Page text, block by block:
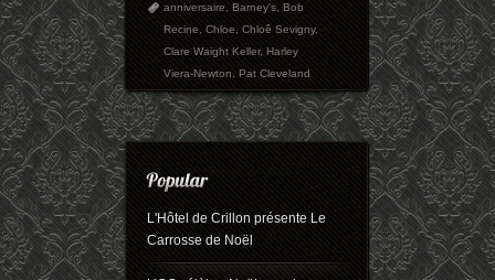
anniversaire,Barney's,Bob
Recine,Chloe,Chloê Sevigny,
Clare Waight Keller,Harley
Viera-Newton,Pat Cleveland
L'Hôtel de Crillon présente Le
Carrosse de Noël